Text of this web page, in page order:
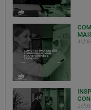
04/
23/